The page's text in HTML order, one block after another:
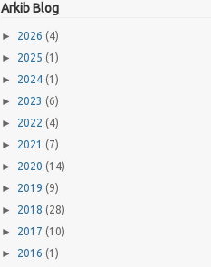
Arkib Blog
► 2026 (4)
► 2025 (1)
► 2024 (1)
► 2023 (6)
► 2022 (4)
► 2021 (7)
► 2020 (14)
► 2019 (9)
► 2018 (28)
► 2017 (10)
► 2016 (1)